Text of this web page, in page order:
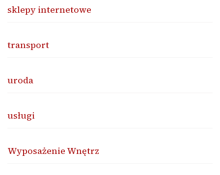
sklepy internetowe
transport
uroda
usługi
Wyposażenie Wnętrz